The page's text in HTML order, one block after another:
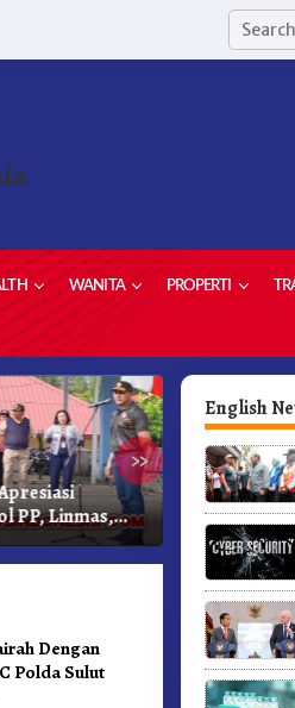
WANITA PROPERTI
»
PP, Linmas,
Kebakaran
Gerak Jalan
SMP Untuk
Ke-81
Dengan
Polda Sulut
English